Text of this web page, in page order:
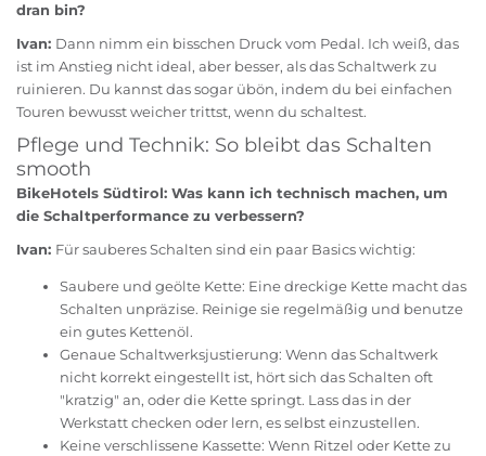
dran bin?
Ivan: Dann nimm ein bisschen Druck vom Pedal. Ich weiß, das
ist im Anstieg nicht ideal, aber besser, als das Schaltwerk zu
ruinieren. Du kannst das sogar übön, indem du bei einfachen
Touren bewusst weicher trittst, wenn du schaltest.
Pflege und Technik: So bleibt das Schalten
smooth
BikeHotels Südtirol: Was kann ich technisch machen, um
die Schaltperformance zu verbessern?
Ivan: Für sauberes Schalten sind ein paar Basics wichtig:
Saubere und geölte Kette: Eine dreckige Kette macht das
Schalten unpräzise. Reinige sie regelmäßig und benutze
ein gutes Kettenöl.
Genaue Schaltwerksjustierung: Wenn das Schaltwerk
nicht korrekt eingestellt ist, hört sich das Schalten oft
"kratzig" an, oder die Kette springt. Lass das in der
Werkstatt checken oder lern, es selbst einzustellen.
Keine verschlissene Kassette: Wenn Ritzel oder Kette zu